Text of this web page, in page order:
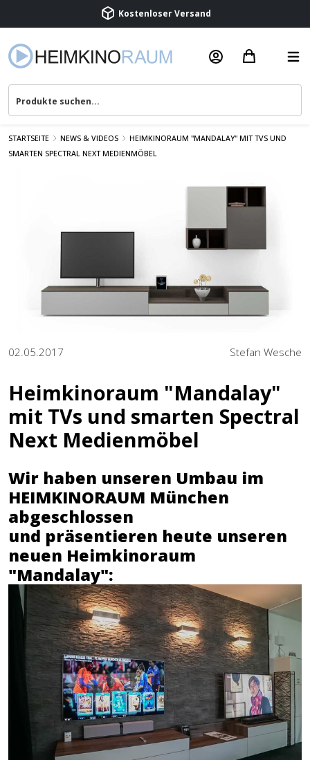
Beratung & Service
STARTSEITE NEWS & VIDEOS
HEIMKINORAUM "MANDALAY" MIT TVS UND
SMARTEN SPECTRAL NEXT MEDIENMÖBEL
02.05.2017 Stefan Wesche
Heimkinoraum "Mandalay"
mit TVs und smarten Spectral
Next Medienmöbel
Wir haben unseren Umbau im
HEIMKINORAUM München
abgeschlossen
und präsentieren heute unseren
neuen Heimkinoraum
"Mandalay":